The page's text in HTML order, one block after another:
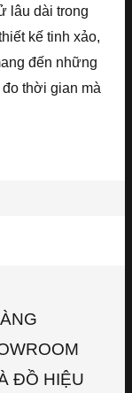
lâu dài trong
kế tinh xảo,
đến những
thời gian mà
ĐỒ HIỆU